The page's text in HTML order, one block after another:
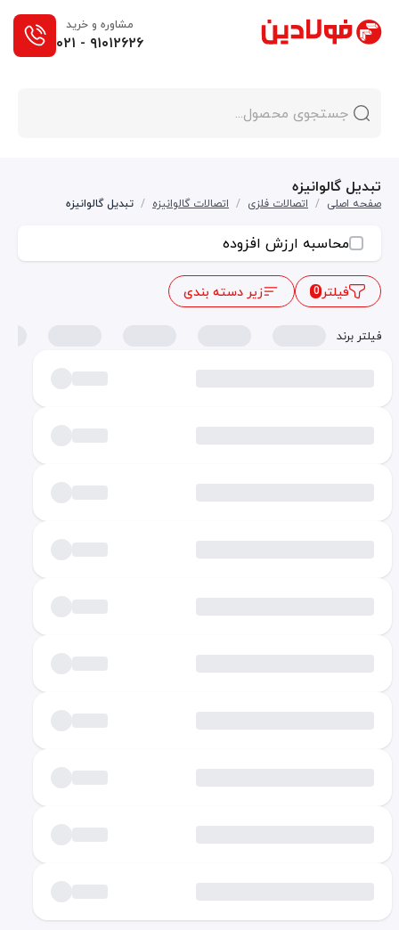
مشاوره و خرید
۰۲۱ - ۹۱۰۱۲۶۲۶
تبدیل گالوانیزه
صفحه اصلی / اتصالات فلزی / اتصالات گالوانیزه / تبدیل گالوانیزه
محاسبه ارزش افزوده
فیلتر0 زیر دسته بندی
فیلتر برند